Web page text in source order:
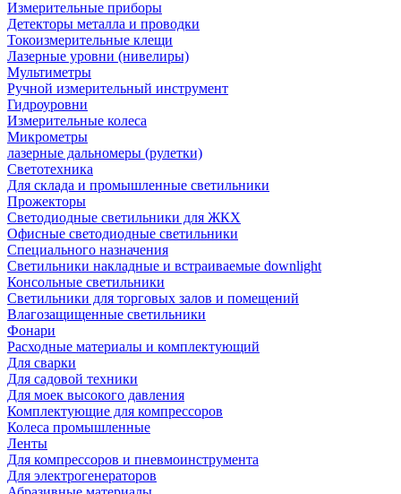
Измерительные приборы
Детекторы металла и проводки
Токоизмерительные клещи
Лазерные уровни (нивелиры)
Мультиметры
Ручной измерительный инструмент
Гидроуровни
Измерительные колеса
Микрометры
лазерные дальномеры (рулетки)
Светотехника
Для склада и промышленные светильники
Прожекторы
Светодиодные светильники для ЖКХ
Офисные светодиодные светильники
Специального назначения
Светильники накладные и встраиваемые downlight
Консольные светильники
Светильники для торговых залов и помещений
Влагозащищенные светильники
Фонари
Расходные материалы и комплектующий
Для сварки
Для садовой техники
Для моек высокого давления
Комплектующие для компрессоров
Колеса промышленные
Ленты
Для компрессоров и пневмоинструмента
Для электрогенераторов